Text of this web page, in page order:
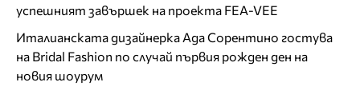
успешният завършек на проекта FEA-VEE
Италианската дизайнерка Ада Сорентино гостува
на Bridal Fashion по случай първия рожден ден на
новия шоурум